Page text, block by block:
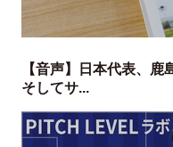
【音声】日本代表、鹿
そしてサ...